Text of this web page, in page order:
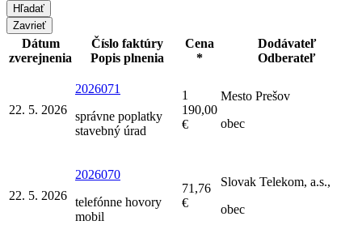
Zavrieť
Dátum
zverejnenia
Číslo faktúry
Popis plnenia
Cena
*
Dodávateľ
Odberateľ
22. 5. 2026
2026071
správne poplatky
stavebný úrad
1
190,00
€
Mesto Prešov
obec
22. 5. 2026
2026070
telefónne hovory
mobil
71,76
€
Slovak Telekom, a.s.,
obec